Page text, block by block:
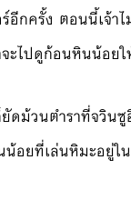
อีกครั้ง ตอนนี้เจ้า
ะไปดูก้อนหินน้อยใ
ดม้วนตำราที่จวิน
อยที่เล่นหิมะอยู่ใ